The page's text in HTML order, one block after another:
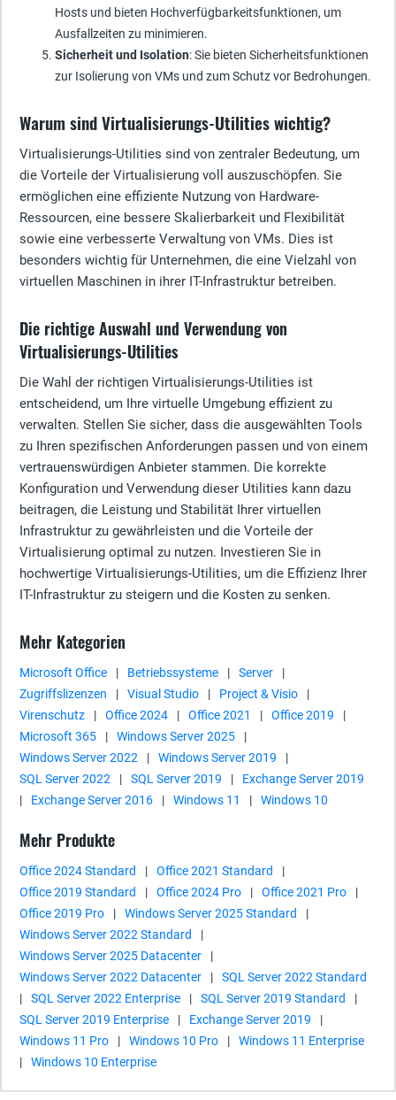
Hosts und bieten Hochverfügbarkeitsfunktionen, um
Ausfallzeiten zu minimieren.
Sicherheit und Isolation: Sie bieten Sicherheitsfunktionen
zur Isolierung von VMs und zum Schutz vor Bedrohungen.
Warum sind Virtualisierungs-Utilities wichtig?
Virtualisierungs-Utilities sind von zentraler Bedeutung, um
die Vorteile der Virtualisierung voll auszuschöpfen. Sie
ermöglichen eine effiziente Nutzung von Hardware-
Ressourcen, eine bessere Skalierbarkeit und Flexibilität
sowie eine verbesserte Verwaltung von VMs. Dies ist
besonders wichtig für Unternehmen, die eine Vielzahl von
virtuellen Maschinen in ihrer IT-Infrastruktur betreiben.
Die richtige Auswahl und Verwendung von
Virtualisierungs-Utilities
Die Wahl der richtigen Virtualisierungs-Utilities ist
entscheidend, um Ihre virtuelle Umgebung effizient zu
verwalten. Stellen Sie sicher, dass die ausgewählten Tools
zu Ihren spezifischen Anforderungen passen und von einem
vertrauenswürdigen Anbieter stammen. Die korrekte
Konfiguration und Verwendung dieser Utilities kann dazu
beitragen, die Leistung und Stabilität Ihrer virtuellen
Infrastruktur zu gewährleisten und die Vorteile der
Virtualisierung optimal zu nutzen. Investieren Sie in
hochwertige Virtualisierungs-Utilities, um die Effizienz Ihrer
IT-Infrastruktur zu steigern und die Kosten zu senken.
Mehr Kategorien
Microsoft Office | Betriebssysteme | Server
|
Zugriffslizenzen
| Visual Studio | Project & Visio
|
Virenschutz
| Office 2024 | Office 2021 | Office 2019
|
Microsoft 365
| Windows Server 2025
|
Windows Server 2022
| Windows Server 2019
|
SQL Server 2022
| SQL Server 2019 |
Exchange Server 2019
|
Exchange Server 2016 | Windows 11 | Windows 10
Mehr Produkte
Office 2024 Standard | Office 2021 Standard
|
Office 2019 Standard
| Office 2024 Pro | Office 2021 Pro
|
Office 2019 Pro
| Windows Server 2025 Standard
|
Windows Server 2022 Standard
|
Windows Server 2025 Datacenter
|
Windows Server 2022 Datacenter
|
SQL Server 2022 Standard
|
SQL Server 2022 Enterprise | SQL Server 2019 Standard
|
SQL Server 2019 Enterprise
| Exchange Server 2019
|
Windows 11 Pro
| Windows 10 Pro |
Windows 11 Enterprise
|
Windows 10 Enterprise